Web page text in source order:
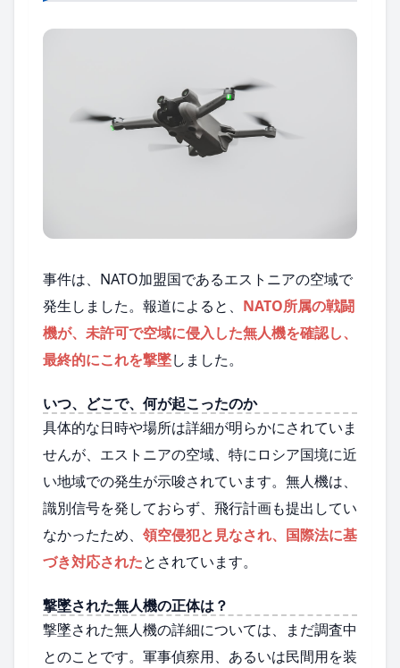
事件は、NATO加盟国であるエストニアの空域で
発生しました。報道によると、 NATO所属の戦闘
機が、未許可で空域に侵入した無人機を確認し、
最終的にこれを撃墜しました。
いつ、どこで、何が起こったのか
具体的な日時や場所は詳細が明らかにされていま
せんが、エストニアの空域、特にロシア国境に近
い地域での発生が示唆されています。無人機は、
識別信号を発しておらず、飛行計画も提出してい
なかったため、 領空侵犯と見なされ、国際法に基
づき対応されたとされています。
撃墜された無人機の正体は？
撃墜された無人機の詳細については、まだ調査中
とのことです。軍事偵察用、あるいは民間用を装